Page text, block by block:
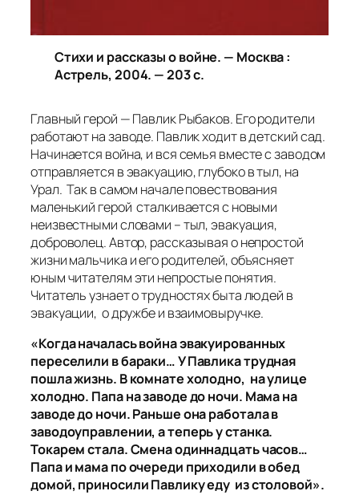
Стихи и рассказы о войне. — Москва :
Астрель, 2004. — 203 с.
Главный герой — Павлик Рыбаков. Его родители
работают на заводе. Павлик ходит в детский сад.
Начинается война, и вся семья вместе с заводом
отправляется в эвакуацию, глубоко в тыл, на
Урал. Так в самом начале повествования
маленький герой сталкивается с новыми
неизвестными словами – тыл, эвакуация,
доброволец. Автор, рассказывая о непростой
жизни мальчика и его родителей, объясняет
юным читателям эти непростые понятия.
Читатель узнает о трудностях быта людей в
эвакуации, о дружбе и взаимовыручке.
«Когда началась война эвакуированных
переселили в бараки… У Павлика трудная
пошла жизнь. В комнате холодно, на улице
холодно. Папа на заводе до ночи. Мама на
заводе до ночи. Раньше она работала в
заводоуправлении, а теперь у станка.
Токарем стала. Смена одиннадцать часов…
Папа и мама по очереди приходили в обед
домой, приносили Павлику еду из столовой».